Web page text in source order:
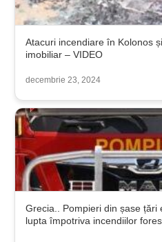
Atacuri incendiare în Kolonos
imobiliar – VIDEO
decembrie 23, 2024
Grecia.. Pompieri din șase țări
lupta împotriva incendiilor